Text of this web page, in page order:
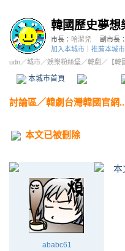
韓國歷史夢想
市長： 哈潔兒 副市長：
加入本城市
推薦本城市
udn／城市／娛樂粉絲堡 ／韓劇 ／ 【
本城市首頁
討論區／韓劇台灣韓國官網
本文已被刪除
ababc61
本